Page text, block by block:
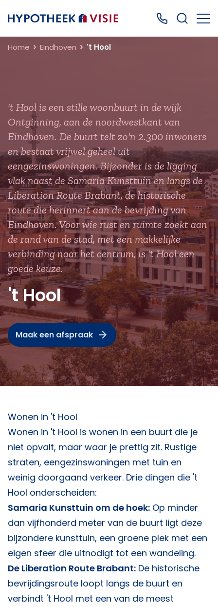
Terug naar home Bel ons: 0499
Home Eindhoven 't Hool
't Hool is een stille woonbuurt in de wijk
Ontginning, aan de noordwestkant van
Eindhoven. De buurt telt zo'n 2.300 inwoners
en bestaat vrijwel geheel uit
eengezinswoningen. Bijzonder is de ligging
vlak naast de Samaria Kunsttuin en langs de
Liberation Route Brabant, de historische
route die herinnert aan de bevrijding van
Eindhoven. Voor wie rust en ruimte zoekt aan
de rand van de stad, met een makkelijke
verbinding naar het centrum, is 't Hool een
goede keuze.
't Hool
Maak een afspraak
Wonen in 't Hool
Wonen in 't Hool is wonen in een buurt die je
niet opvalt, maar waar je prettig zit. Rustige
straten, eengezinswoningen met tuin en
weinig doorgaand verkeer. Drie dingen die 't
Hool onderscheiden:
Samaria Kunsttuin om de hoek: Op minder
dan vijfhonderd meter van de buurt ligt deze
bijzondere kunsttuin, een groene plek met een
eigen sfeer die uitnodigt tot een wandeling.
De Liberation Route Brabant: De historische
bevrijdingsroute loopt langs de buurt en
verbindt 't Hool met een van de meest